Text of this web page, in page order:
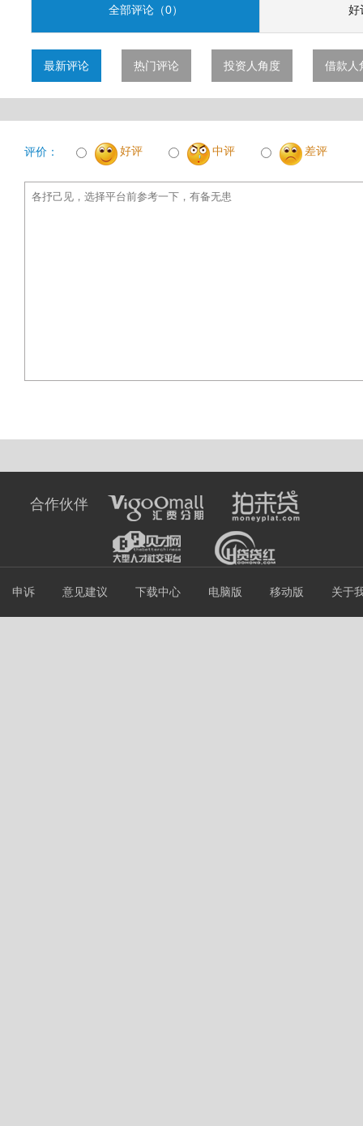
全部评论（0） 好
最新评论 热门评论 投资人角度 借款人
评价： 好评 中评 差评
合作伙伴
申诉 意见建议 下载中心 电脑版 移动版 关于